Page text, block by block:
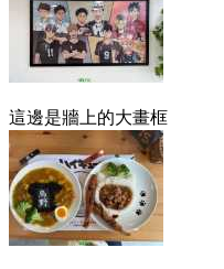
這邊是牆上的大畫框